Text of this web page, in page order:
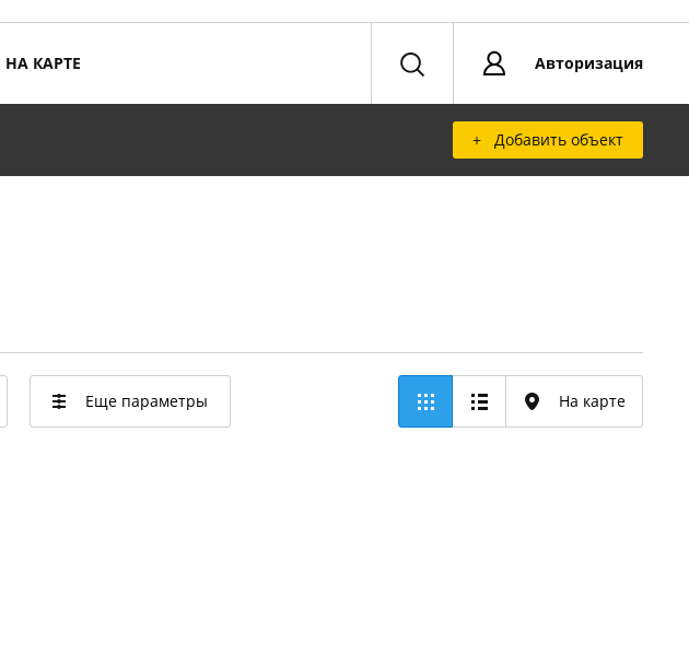
НА КАРТЕ Авторизация
+ Добавить объект
Еще параметры На карте